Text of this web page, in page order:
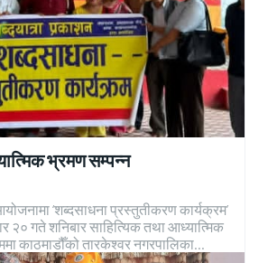
भ्रमण सम्पन्न
‘शब्दसाधना प्रस्तुतीकरण कार्यक्रम’
गते शनिबार साहित्यिक तथा आध्यात्मिक
काठमाडौँको तारकेश्वर नगरपालिका...